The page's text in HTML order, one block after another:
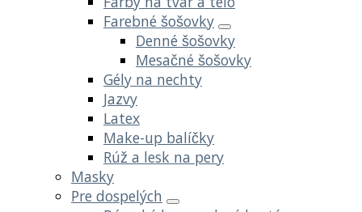
Farebné šošovky
Denné šošovky
Mesačné šošovky
Gély na nechty
Jazvy
Latex
Make-up balíčky
Rúž a lesk na pery
Masky
Pre dospelých